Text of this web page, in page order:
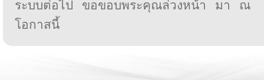
ระบบต่อไป ขอขอบพระคุณล่วงหน้า มา ณ
โอกาสนี้